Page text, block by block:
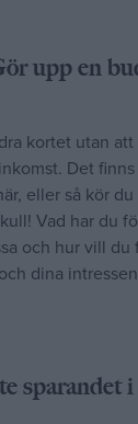
upp en
kortet utan
Det finns
eller så kör
Vad har du
och hur vill du
dina
sparandet